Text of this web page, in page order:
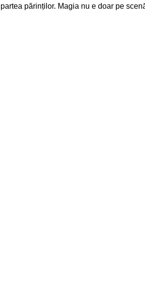
partea părinților. Magia nu e doar pe